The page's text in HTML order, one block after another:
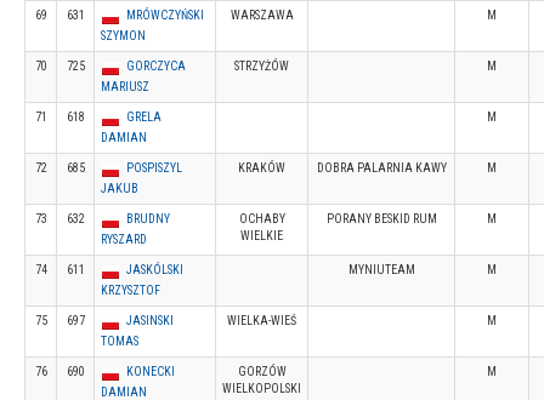
69 631
MRÓWCZYŃSKI
SZYMON
WARSZAWA M
70 725
GORCZYCA
MARIUSZ
STRZYŻÓW M
71 618
GRELA
DAMIAN
M
72 685
POSPISZYL
JAKUB
KRAKÓW DOBRA PALARNIA KAWY M
73 632
BRUDNY
RYSZARD
OCHABY
WIELKIE
PORANY BESKID RUM M
74 611
JASKÓLSKI
KRZYSZTOF
MYNIUTEAM M
75 697
JASINSKI
TOMAS
WIELKA-WIEŚ M
76 690
KONECKI
DAMIAN
GORZÓW
WIELKOPOLSKI
M